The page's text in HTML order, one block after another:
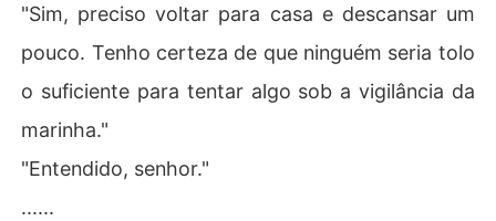
"Sim, preciso voltar para casa e descansar um
pouco. Tenho certeza de que ninguém seria tolo
o suficiente para tentar algo sob a vigilância da
marinha."
"Entendido, senhor."
......